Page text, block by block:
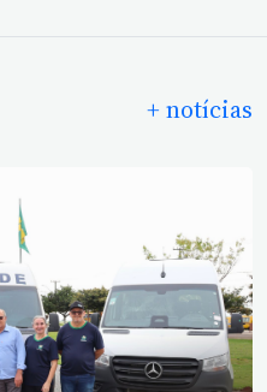
+ notícias